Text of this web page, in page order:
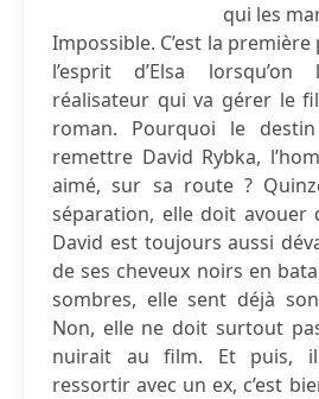
qui les
Impossible. C’est la
l’esprit d’Elsa
réalisateur qui va gérer le
roman. Pourquoi le
remettre David Rybka,
aimé, sur sa route ?
séparation, elle doit avouer
David est toujours aussi
de ses cheveux noirs en
sombres, elle sent déjà
Non, elle ne doit surtout
nuirait au film. Et puis,
ressortir avec un ex, c’est